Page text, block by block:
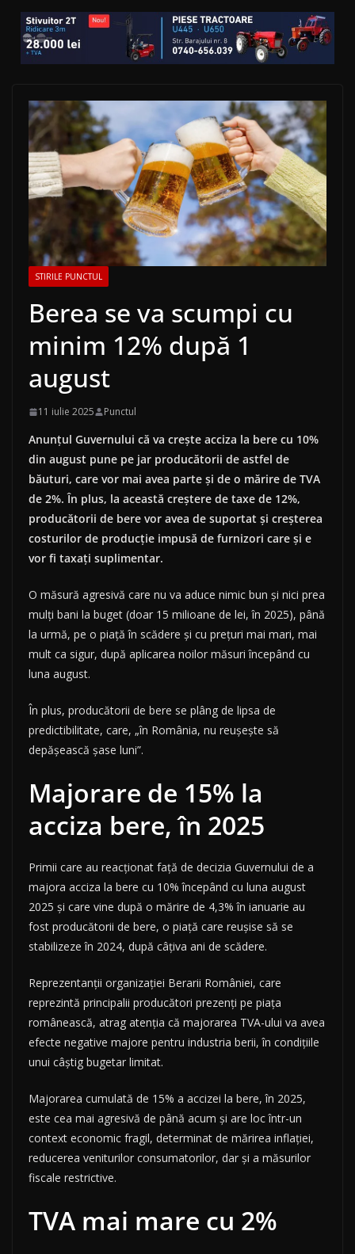
STIRILE PUNCTUL
Berea se va scumpi cu
minim 12% după 1
august
11 iulie 2025 Punctul
Anunțul Guvernului că va crește acciza la bere cu 10%
din august pune pe jar producătorii de astfel de
băuturi, care vor mai avea parte și de o mărire de TVA
de 2%. În plus, la această creștere de taxe de 12%,
producătorii de bere vor avea de suportat și creșterea
costurilor de producție impusă de furnizori care și e
vor fi taxați suplimentar.
O măsură agresivă care nu va aduce nimic bun și nici prea
mulți bani la buget (doar 15 milioane de lei, în 2025), până
la urmă, pe o piață în scădere și cu prețuri mai mari, mai
mult ca sigur, după aplicarea noilor măsuri începând cu
luna august.
În plus, producătorii de bere se plâng de lipsa de
predictibilitate, care, „în România, nu reușește să
depășească șase luni”.
Majorare de 15% la
acciza bere, în 2025
Primii care au reacționat față de decizia Guvernului de a
majora acciza la bere cu 10% începând cu luna august
2025 și care vine după o mărire de 4,3% în ianuarie au
fost producătorii de bere, o piață care reușise să se
stabilizeze în 2024, după câțiva ani de scădere.
Reprezentanții organizației Berarii României, care
reprezintă principalii producători prezenți pe piața
românească, atrag atenția că majorarea TVA-ului va avea
efecte negative majore pentru industria berii, în condițiile
unui câștig bugetar limitat.
Majorarea cumulată de 15% a accizei la bere, în 2025,
este cea mai agresivă de până acum și are loc într-un
context economic fragil, determinat de mărirea inflației,
reducerea veniturilor consumatorilor, dar și a măsurilor
fiscale restrictive.
TVA mai mare cu 2%